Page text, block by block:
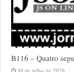
B116 – Quatro
30 de julho de 2026